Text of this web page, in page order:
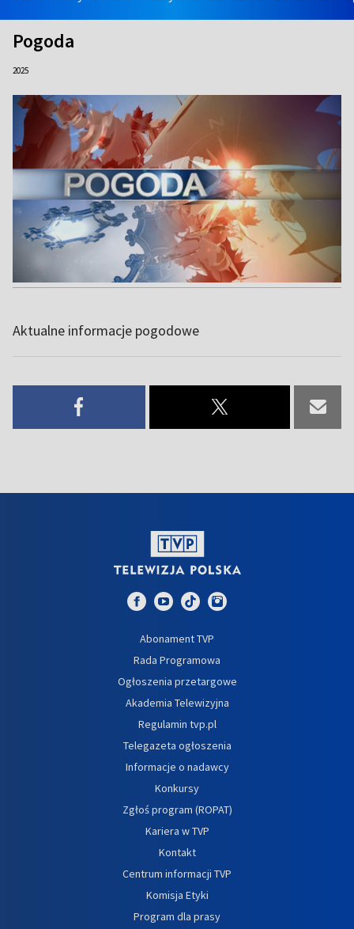
Pogoda
2025
Aktualne informacje pogodowe
Abonament TVP
Rada Programowa
Ogłoszenia przetargowe
Akademia Telewizyjna
Regulamin tvp.pl
Telegazeta ogłoszenia
Informacje o nadawcy
Konkursy
Zgłoś program (ROPAT)
Kariera w TVP
Kontakt
Centrum informacji TVP
Komisja Etyki
Program dla prasy